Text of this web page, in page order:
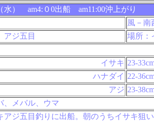
水） am4:０0出船 am11:00沖上がり
風－南
アジ五目
場所：
イサキ 23-
ハナダイ 22-
アジ 23-
、メバル、ウマ
アジ五目釣りに出船。朝のうちイサキ狙